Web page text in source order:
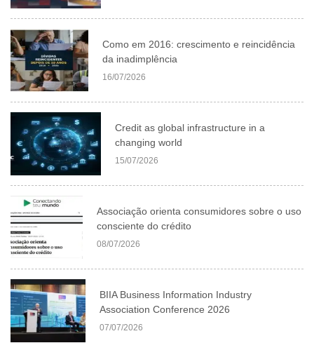
Como em 2016: crescimento e reincidência
da inadimplência
16/07/2026
Credit as global infrastructure in a
changing world
15/07/2026
Associação orienta consumidores sobre o uso
consciente do crédito
08/07/2026
BIIA Business Information Industry
Association Conference 2026
07/07/2026